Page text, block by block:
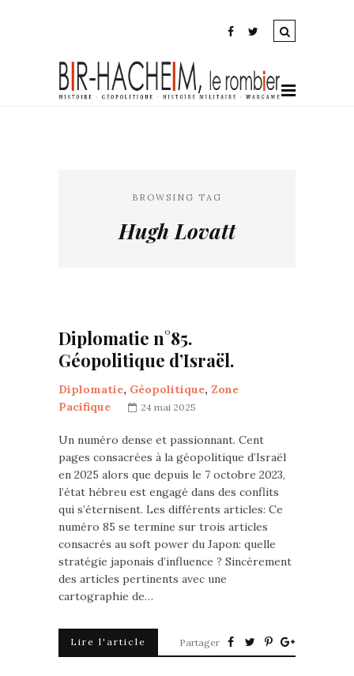
BROWSING TAG
Hugh Lovatt
Diplomatie n°85.
Géopolitique d’Israël.
Diplomatie, Géopolitique, Zone
Pacifique
24 mai 2025
Un numéro dense et passionnant. Cent
pages consacrées à la géopolitique d’Israël
en 2025 alors que depuis le 7 octobre 2023,
l’état hébreu est engagé dans des conflits
qui s’éternisent. Les différents articles: Ce
numéro 85 se termine sur trois articles
consacrés au soft power du Japon: quelle
stratégie japonais d’influence ? Sincèrement
des articles pertinents avec une
cartographie de…
Lire l'article Partager